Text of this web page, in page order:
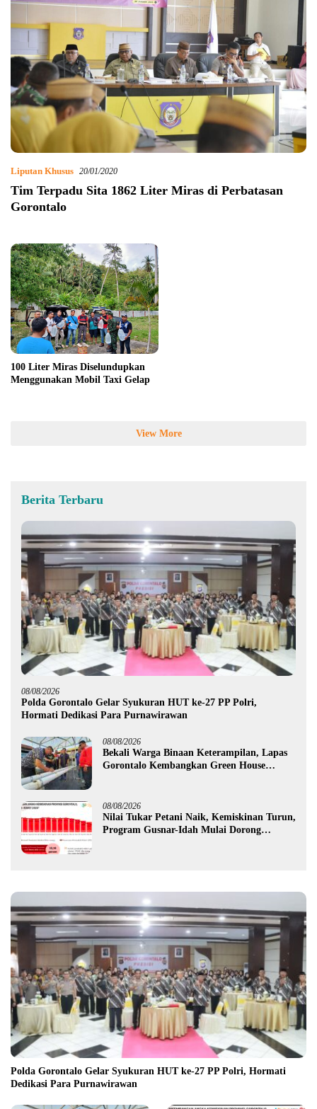
Liputan Khusus 20/01/2020
Tim Terpadu Sita 1862 Liter Miras di Perbatasan
Gorontalo
100 Liter Miras Diselundupkan
Menggunakan Mobil Taxi Gelap
View More
Berita Terbaru
08/08/2026
Polda Gorontalo Gelar Syukuran HUT ke-27 PP Polri,
Hormati Dedikasi Para Purnawirawan
08/08/2026
Bekali Warga Binaan Keterampilan, Lapas
Gorontalo Kembangkan Green House
08/08/2026
Nilai Tukar Petani Naik, Kemiskinan Turun,
Program Gusnar-Idah Mulai Dorong
Polda Gorontalo Gelar Syukuran HUT ke-27 PP Polri, Hormati
Dedikasi Para Purnawirawan